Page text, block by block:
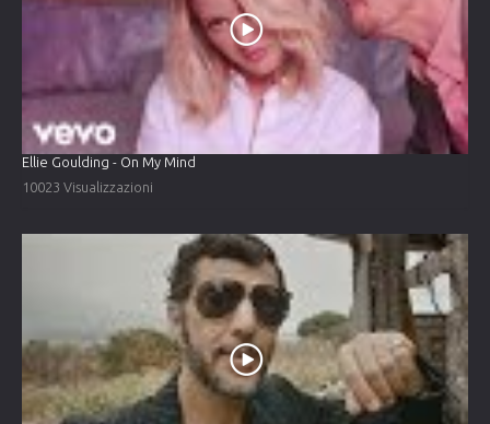
Ellie Goulding - On My Mind
10023 Visualizzazioni